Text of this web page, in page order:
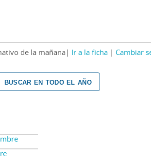
de la mañana Ir a la ficha Cambiar
buscar en todo el año